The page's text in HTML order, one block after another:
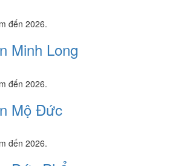
đến 2026.
Minh Long
đến 2026.
Mộ Đức
đến 2026.